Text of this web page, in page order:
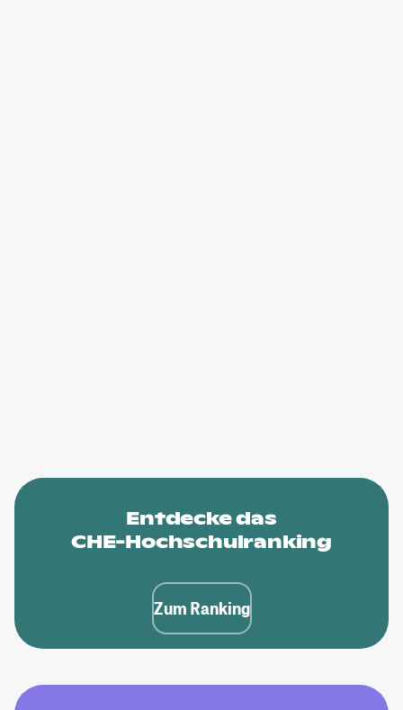
Entdecke das
CHE-Hochschulranking
Zum Ranking